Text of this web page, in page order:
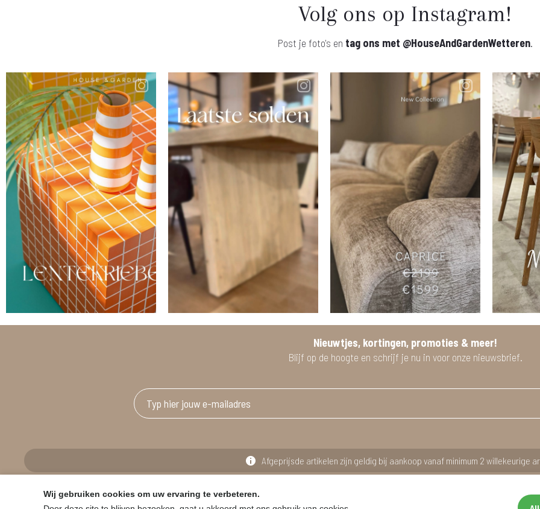
Volg ons op Instagram!
Post je foto's en tag ons met @HouseAndGardenWetteren.
Nieuwtjes, kortingen, promoties & meer!
Blijf op de hoogte en schrijf je nu in voor onze nieuwsbrief.
Afgeprijsde artikelen zijn geldig bij aankoop vanaf minimum 2 willekeurige
© HOUSE & GARDEN - Zuiderdijk 25, 9230 Wetteren
Wij gebruiken cookies om uw ervaring te verbeteren.